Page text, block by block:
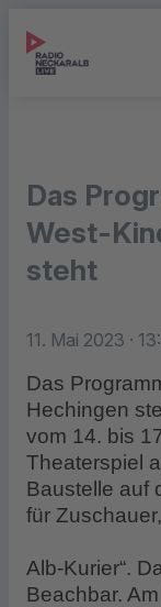
Das
West-
steht
11. Mai 2023 ·
Das
Hechingen
vom 14. bis
Theaterspiel
Baustelle auf
für
Alb-Kurier“.
Beachbar.